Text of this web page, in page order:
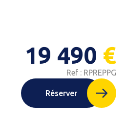
19 490 €
Ref : RPREPPG
Réserver